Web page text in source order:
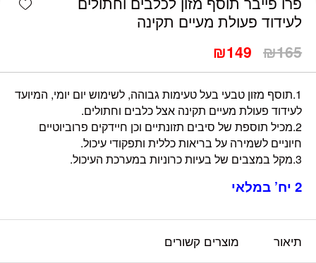
לעידוד פעולת מעיים תקינה
₪165
₪149
1.תוסף מזון טבעי בעל טעימות גבוהה, לשימוש יום יומי, המיועד
לעידוד פעולת מעיים תקינה אצל כלבים וחתולים.
2.מכיל תוספת של סיבים תזונתיים וכן חיידקים פרוביוטיים
חיוניים לשמירה על בריאות כללית ותפקודי עיכול.
3.מקל במצבים של בעיות כרוניות במערכת העיכול.
2 יח’ במלאי
תיאור מוצרים קשורים